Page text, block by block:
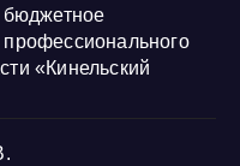
бюджетное
«Кинельский